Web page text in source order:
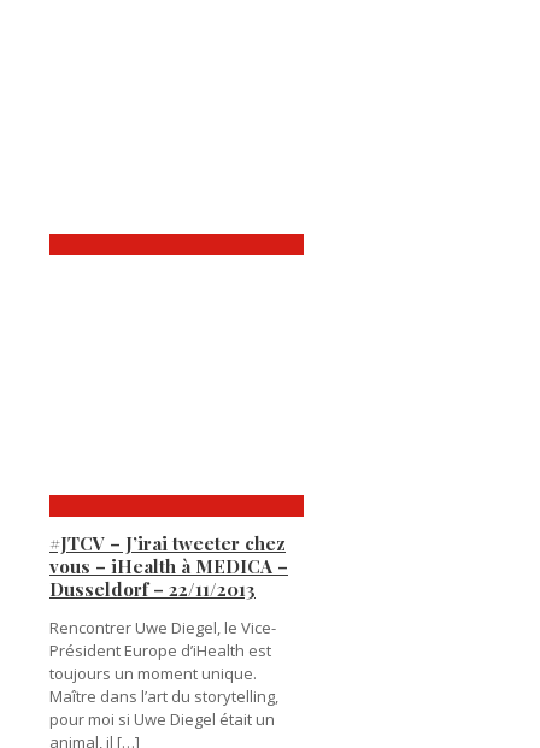
#JTCV – J’irai tweeter chez
vous – iHealth à MEDICA –
Dusseldorf – 22/11/2013
Rencontrer Uwe Diegel, le Vice-
Président Europe d’iHealth est
toujours un moment unique.
Maître dans l’art du storytelling,
pour moi si Uwe Diegel était un
animal, il […]